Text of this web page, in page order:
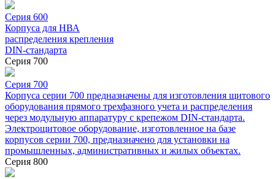
Серия 600
Корпуса для НВА
распределения крепления
DIN-стандарта
Серия 700
Серия 700
Корпуса серии 700 предназначены для изготовления щитового
оборудования прямого трехфазного учета и распределения
через модульную аппаратуру с крепежом DIN-стандарта.
Электрощитовое оборудование, изготовленное на базе
корпусов серии 700, предназначено для установки на
промышленных, административных и жилых объектах.
Серия 800